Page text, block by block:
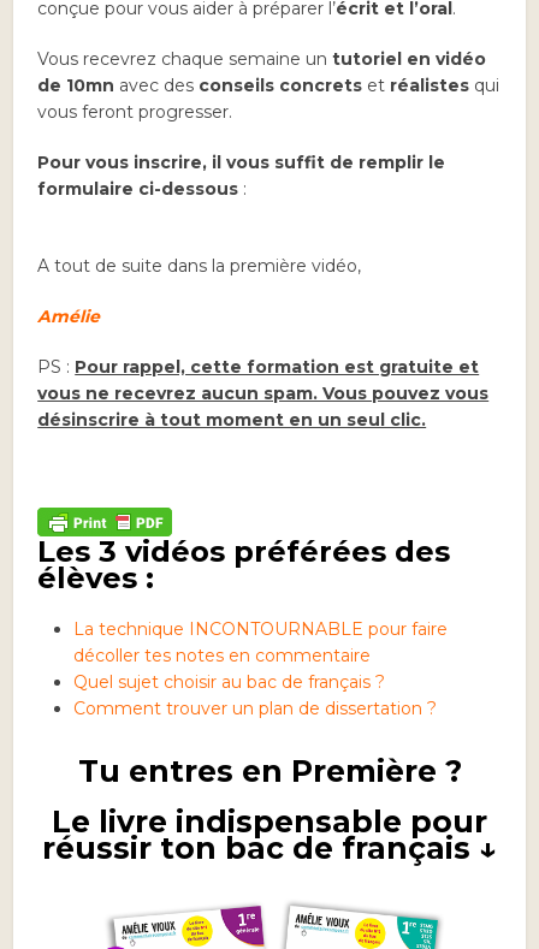
conçue pour vous aider à préparer l’écrit et l’oral.
Vous recevrez chaque semaine untutoriel en vidéo
de 10mn avec des conseils concrets et réalistes qui
vous feront progresser.
Pour vous inscrire, il vous suffit de remplir le
formulaire ci-dessous :
A tout de suite dans la première vidéo,
Amélie
PS : Pour rappel, cette formation est gratuite et
vous ne recevrez aucun spam. Vous pouvez vous
désinscrire à tout moment en un seul clic.
Les 3 vidéos préférées des
élèves :
La technique INCONTOURNABLE pour faire
décoller tes notes en commentaire
Quel sujet choisir au bac de français ?
Comment trouver un plan de dissertation ?
Tu entres en Première ?
Le livre indispensable pour
réussir ton bac de français ↓